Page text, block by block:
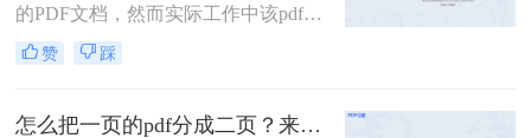
的PDF文档，然而实际工作中该pdf文
档的内容是分模块处理的。这时我们
就可以使用PDF拆分功能，将整个
文档，方便工作中文档的传输处理和
赞 踩
怎么把一页的pdf分成二页？来看看这3个PDF拆分方法！